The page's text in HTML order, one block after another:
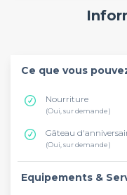
Ce que vous
Nourriture
(Oui, sur demande )
Gâteau
(Oui, sur demande )
Equipements &